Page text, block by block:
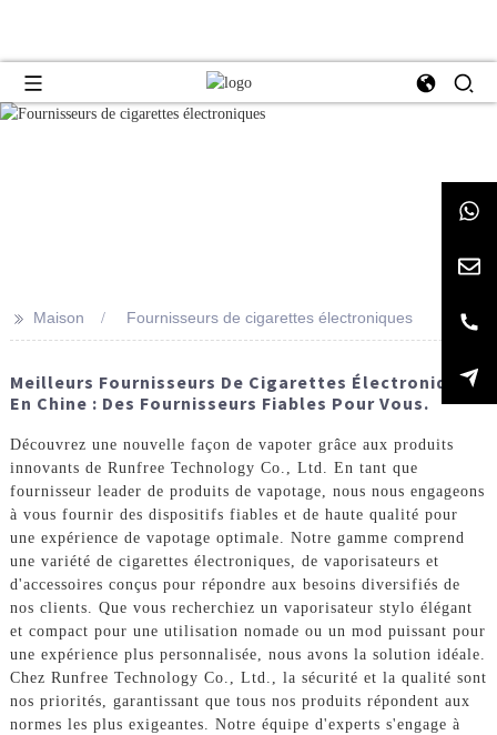
>> Maison Fournisseurs de cigarettes électroniques
Meilleurs Fournisseurs De Cigarettes Électroniques
En Chine : Des Fournisseurs Fiables Pour Vous.
Découvrez une nouvelle façon de vapoter grâce aux produits
innovants de Runfree Technology Co., Ltd. En tant que
fournisseur leader de produits de vapotage, nous nous engageons
à vous fournir des dispositifs fiables et de haute qualité pour
une expérience de vapotage optimale. Notre gamme comprend
une variété de cigarettes électroniques, de vaporisateurs et
d'accessoires conçus pour répondre aux besoins diversifiés de
nos clients. Que vous recherchiez un vaporisateur stylo élégant
et compact pour une utilisation nomade ou un mod puissant pour
une expérience plus personnalisée, nous avons la solution idéale.
Chez Runfree Technology Co., Ltd., la sécurité et la qualité sont
nos priorités, garantissant que tous nos produits répondent aux
normes les plus exigeantes. Notre équipe d'experts s'engage à